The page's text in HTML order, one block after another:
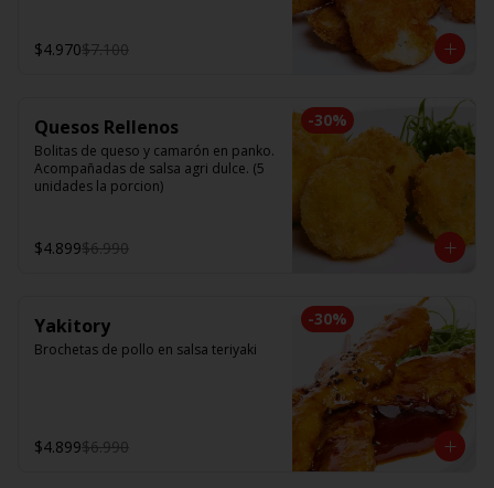
$4.970$7.100
-30%
Quesos Rellenos
Bolitas de queso y camarón en panko.
Acompañadas de salsa agri dulce. (5
unidades la porcion)
$4.899$6.990
-30%
Yakitory
Brochetas de pollo en salsa teriyaki
$4.899$6.990